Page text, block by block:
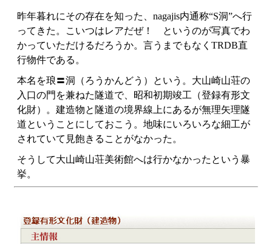
昨年暮れにその存在を知った、nagajis内通称“S洞”へ行
ってきた。こいつはレアだぜ！ というのが写真でわ
かっていただけるだろうか。言うまでもなくTRDB直
行物件である。
本名を琅〓洞（ろうかんどう）という。大山崎山荘の
入口の門を兼ねた隧道で、昭和初期竣工（登録有形文
化財）。建造物と隧道の境界線上にあるが無理矢理隧
道ということにしておこう。地味にいろいろな細工が
されていて見飽きることがなかった。
そうして大山崎山荘美術館へは行かなかったという暴
挙。